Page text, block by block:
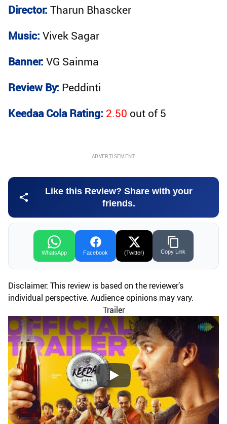
Director: Tharun Bhascker
Music: Vivek Sagar
Banner: VG Sainma
Review By: Peddinti
Keedaa Cola Rating: 2.50 out of5
ADVERTISEMENT
Like this Review? Share with your
friends.
WhatsApp Facebook (Twitter) Copy Link
Disclaimer: This review is based on the reviewer’s
individual perspective. Audience opinions may vary.
Trailer
Play